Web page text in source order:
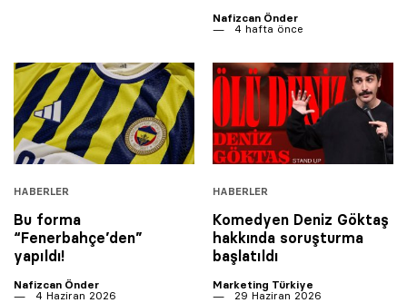
Nafizcan Önder
4 hafta önce
HABERLER
Bu forma
“Fenerbahçe’den”
yapıldı!
Nafizcan Önder
4 Haziran 2026
HABERLER
Komedyen Deniz Göktaş
hakkında soruşturma
başlatıldı
Marketing Türkiye
29 Haziran 2026